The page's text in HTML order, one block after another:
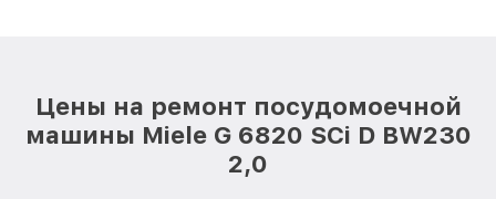
Цены на ремонт посудомоечной
машины Miele G 6820 SCi D BW230
2,0